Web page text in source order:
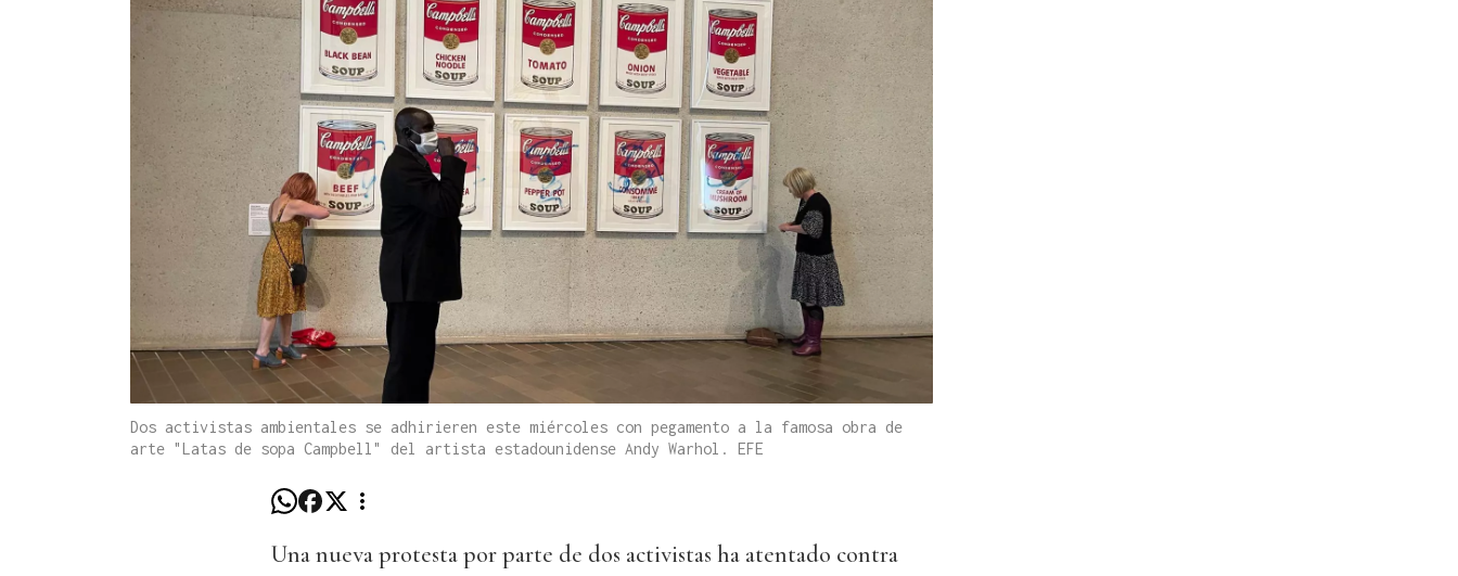
Dos activistas ambientales se adhirieren este miércoles con pegamento a la famosa obra de
arte "Latas de sopa Campbell" del artista estadounidense Andy Warhol. EFE
Una nueva protesta por parte de dos activistas ha atentado contra